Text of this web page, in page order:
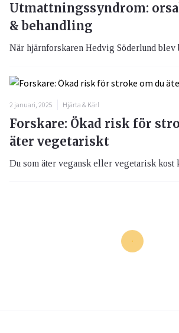
Utmattningssyndrom:
& behandling
När hjärnforskaren Hedvig Söderlund blev
2 januari, 2025 Hjärta & Kärl
Forskare: Ökad risk för
äter vegetariskt
Du som äter vegansk eller vegetarisk kost